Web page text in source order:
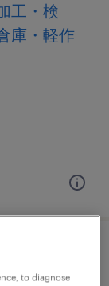
工・検
庫・軽作
、その他
to diagnose